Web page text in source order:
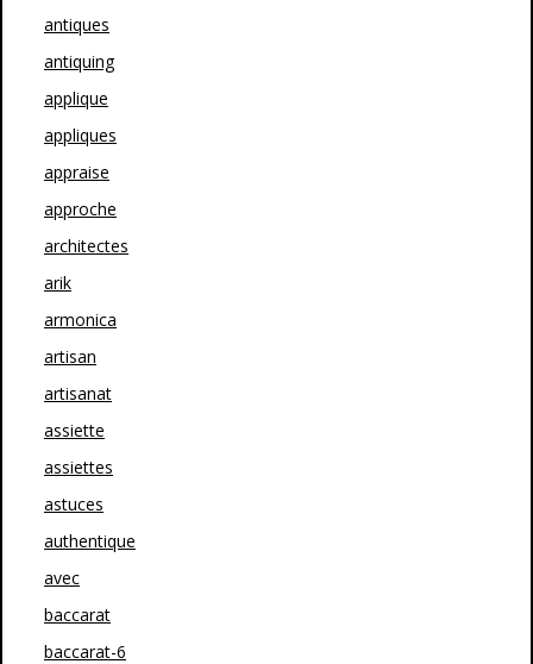
antiques
antiquing
applique
appliques
appraise
approche
architectes
arik
armonica
artisan
artisanat
assiette
assiettes
astuces
authentique
avec
baccarat
baccarat-6